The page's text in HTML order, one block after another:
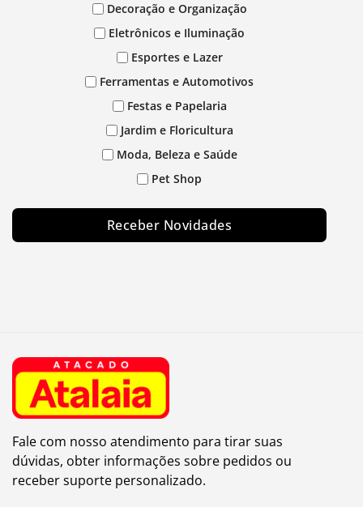
Decoração e Organização
Eletrônicos e Iluminação
Esportes e Lazer
Ferramentas e Automotivos
Festas e Papelaria
Jardim e Floricultura
Moda, Beleza e Saúde
Pet Shop
Receber Novidades
Fale com nosso atendimento para tirar suas
dúvidas, obter informações sobre pedidos ou
receber suporte personalizado.